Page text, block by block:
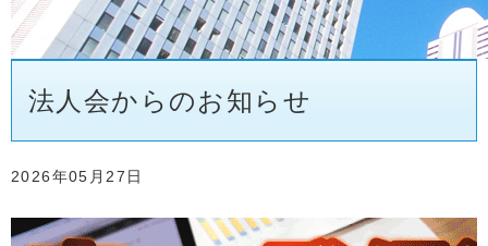
法人会からのお知らせ
2026年05月27日